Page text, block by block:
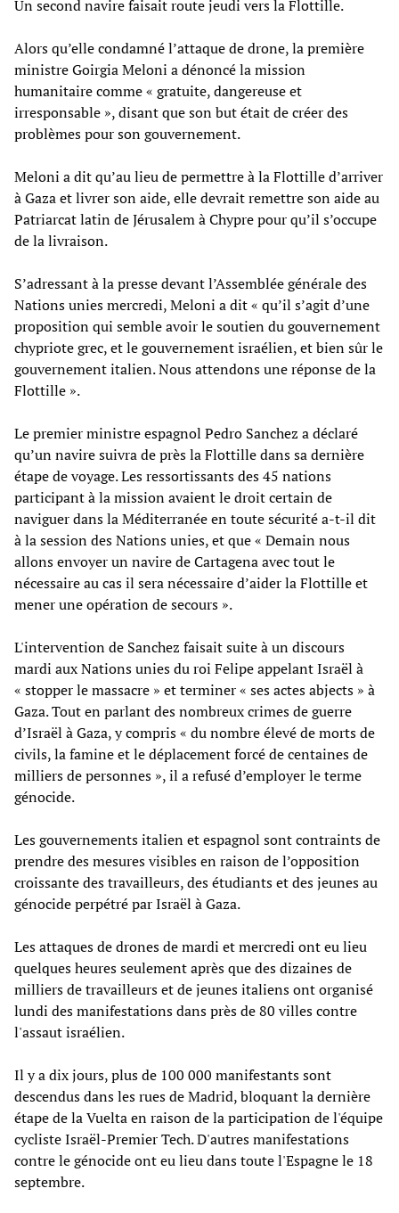
Un second navire faisait route jeudi vers la Flottille.
Alors qu’elle condamné l’attaque de drone, la première
ministre Goirgia Meloni a dénoncé la mission
humanitaire comme « gratuite, dangereuse et
irresponsable », disant que son but était de créer des
problèmes pour son gouvernement.
Meloni a dit qu’au lieu de permettre à la Flottille d’arriver
à Gaza et livrer son aide, elle devrait remettre son aide au
Patriarcat latin de Jérusalem à Chypre pour qu’il s’occupe
de la livraison.
S’adressant à la presse devant l’Assemblée générale des
Nations unies mercredi, Meloni a dit « qu’il s’agit d’une
proposition qui semble avoir le soutien du gouvernement
chypriote grec, et le gouvernement israélien, et bien sûr le
gouvernement italien. Nous attendons une réponse de la
Flottille ».
Le premier ministre espagnol Pedro Sanchez a déclaré
qu’un navire suivra de près la Flottille dans sa dernière
étape de voyage. Les ressortissants des 45 nations
participant à la mission avaient le droit certain de
naviguer dans la Méditerranée en toute sécurité a-t-il dit
à la session des Nations unies, et que « Demain nous
allons envoyer un navire de Cartagena avec tout le
nécessaire au cas il sera nécessaire d’aider la Flottille et
mener une opération de secours ».
L'intervention de Sanchez faisait suite à un discours
mardi aux Nations unies du roi Felipe appelant Israël à
« stopper le massacre » et terminer « ses actes abjects » à
Gaza. Tout en parlant des nombreux crimes de guerre
d’Israël à Gaza, y compris « du nombre élevé de morts de
civils, la famine et le déplacement forcé de centaines de
milliers de personnes », il a refusé d’employer le terme
génocide.
Les gouvernements italien et espagnol sont contraints de
prendre des mesures visibles en raison de l’opposition
croissante des travailleurs, des étudiants et des jeunes au
génocide perpétré par Israël à Gaza.
Les attaques de drones de mardi et mercredi ont eu lieu
quelques heures seulement après que des dizaines de
milliers de travailleurs et de jeunes italiens ont organisé
lundi des manifestations dans près de 80 villes contre
l'assaut israélien.
Il y a dix jours, plus de 100 000 manifestants sont
descendus dans les rues de Madrid, bloquant la dernière
étape de la Vuelta en raison de la participation de l'équipe
cycliste Israël-Premier Tech. D'autres manifestations
contre le génocide ont eu lieu dans toute l'Espagne le 18
septembre.